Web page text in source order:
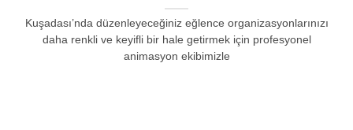
Kuşadası’nda düzenleyeceğiniz eğlence organizasyonlarınızı
daha renkli ve keyifli bir hale getirmek için profesyonel
animasyon ekibimizle